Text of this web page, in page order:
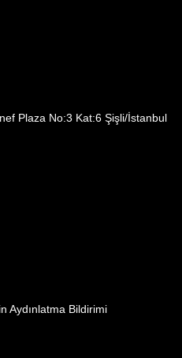
Plaza No:3 Kat:6 Şişli/İstanbul
Aydınlatma Bildirimi